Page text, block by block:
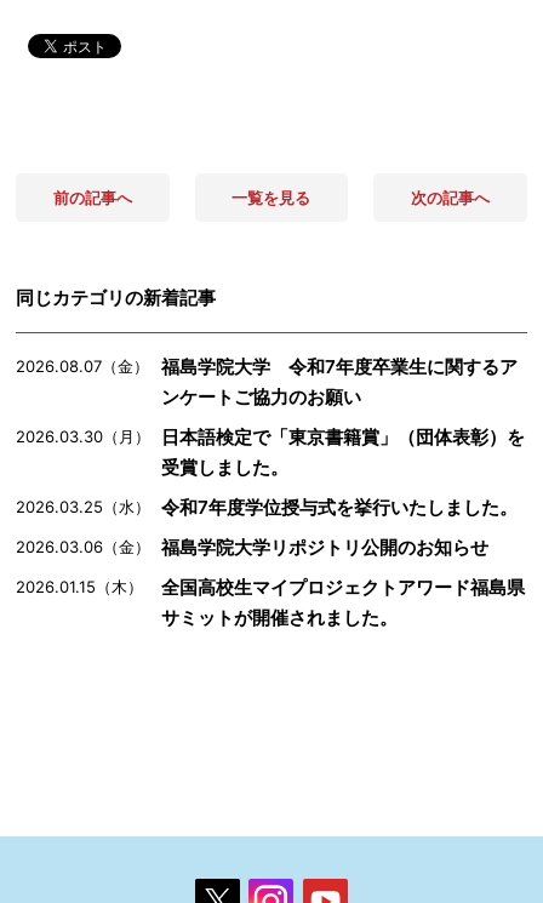
前の記事へ 一覧を見る 次の記事へ
同じカテゴリの新着記事
2026.08.07（金）
福島学院大学 令和7年度卒業生に関するア
ンケートご協力のお願い
2026.03.30（月）
日本語検定で「東京書籍賞」（団体表彰）を
受賞しました。
2026.03.25（水） 令和7年度学位授与式を挙行いたしました。
2026.03.06（金） 福島学院大学リポジトリ公開のお知らせ
2026.01.15（木）
全国高校生マイプロジェクトアワード福島県
サミットが開催されました。